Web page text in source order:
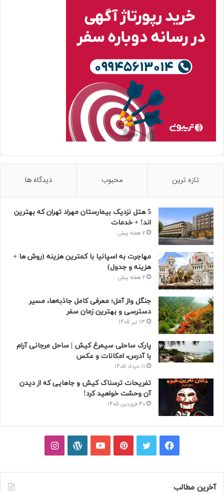
تازه ترین محبوب دیدگاه ها
5 هتل نزدیک بیمارستان مهراد تهران که بهترین‌
اند! + خدمات
2 هفته پیش
مهاجرت به اسپانیا با کمترین هزینه (روش ها +
هزینه و جدول)
2 هفته پیش
جنگل واز آمل؛ معرفی کامل جاذبه‌ها، مسیر
دسترسی و بهترین زمان سفر
13 تیر 1405
پارک ساحلی سیمرغ کیش | ساحل مرجانی آرام
با آدرس، امکانات و عکس
11 خرداد 1405
تفریحات ترسناک کیش و جاهایی که از دیدن
آن وحشت خواهید کرد!
30 فروردین 1405
فیسبوکتوییترپینتریستیوتیوبوردپرساینستاگرام
آخرین مطالب